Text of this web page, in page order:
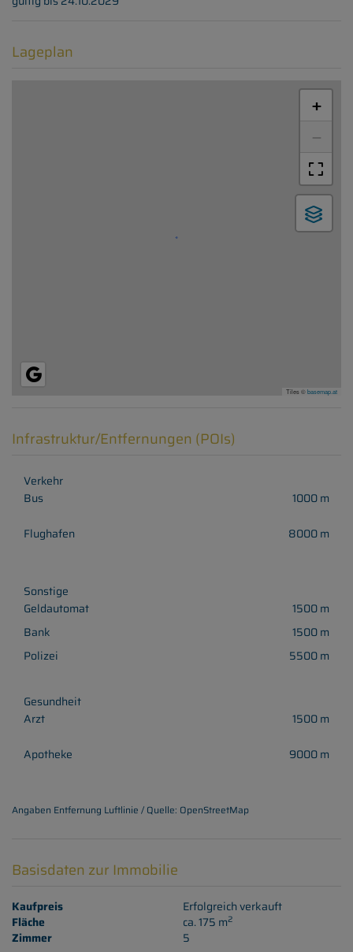
Lageplan
+
−
Tiles ©basemap.at
Infrastruktur/Entfernungen (POIs)
Verkehr
Bus
1000 m
Flughafen 8000 m
Sonstige
Geldautomat
1500 m
Bank
1500 m
Polizei
5500 m
Gesundheit
Arzt
1500 m
Apotheke 9000 m
Angaben Entfernung Luftlinie / Quelle: OpenStreetMap
Basisdaten zur Immobilie
Kaufpreis
Erfolgreich verkauft
Fläche
ca. 175 m2
Zimmer 5